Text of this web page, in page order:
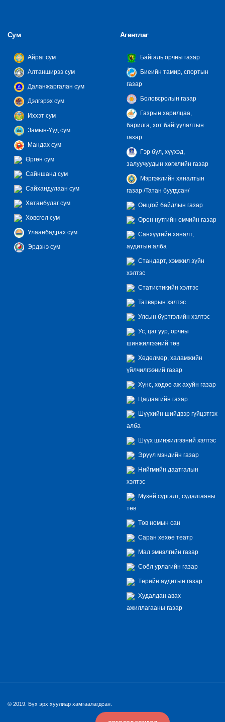
Сум
Айраг сум
Алтанширээ сум
Даланжаргалан сум
Дэлгэрэх сум
Иххэт сум
Замын-Үүд сум
Мандах сум
Өргөн сум
Сайншанд сум
Сайхандулаан сум
Хатанбулаг сум
Хөвсгөл сум
Улаанбадрах сум
Эрдэнэ сум
Агентлаг
Байгаль орчны газар
Биеийн тамир, спортын
газар
Боловсролын газар
Газрын харилцаа,
барилга, хот байгуулалтын
газар
Гэр бүл, хүүхэд,
залуучуудын хөгжлийн газар
Мэргэжлийн хяналтын
газар /Татан буугдсан/
Онцгой байдлын газар
Орон нутгийн өмчийн газар
Санхүүгийн хяналт,
аудитын алба
Стандарт, хэмжил зүйн
хэлтэс
Статистикийн хэлтэс
Татварын хэлтэс
Улсын бүртгэлийн хэлтэс
Ус, цаг уур, орчны
шинжилгээний төв
Хөдөлмөр, халамжийн
үйлчилгээний газар
Хүнс, хөдөө аж ахуйн газар
Цагдаагийн газар
Шүүхийн шийдвэр гүйцэтгэх
алба
Шүүх шинжилгээний хэлтэс
Эрүүл мэндийн газар
Нийгмийн даатгалын
хэлтэс
Музей сургалт, судалгааны
төв
Төв номын сан
Саран хөхөө театр
Мал эмнэлгийн газар
Соёл урлагийн газар
Төрийн аудитын газар
Худалдан авах
ажиллагааны газар
© 2019. Бүх эрх хуулиар хамгаалагдсан.